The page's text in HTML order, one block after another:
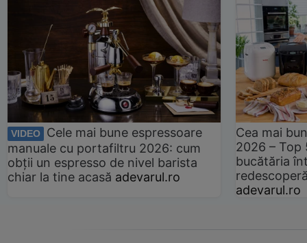
VIDEO
Cele mai bune espressoare
manuale cu portafiltru 2026: cum
obții un espresso de nivel barista
chiar la tine acasă adevarul.ro
Cea mai
2026 –
bucătăria
adevarul.ro